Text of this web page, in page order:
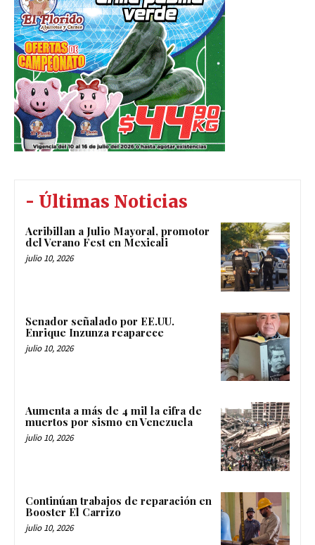
- Últimas Noticias
Acribillan a Julio Mayoral, promotor
del Verano Fest en Mexicali
julio 10, 2026
Senador señalado por EE.UU.
Enrique Inzunza reaparece
julio 10, 2026
Aumenta a más de 4 mil la cifra de
muertos por sismo en Venezuela
julio 10, 2026
Continúan trabajos de reparación en
Booster El Carrizo
julio 10, 2026